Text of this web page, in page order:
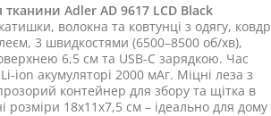
Adler AD 9617 LCD Black
волокна та ковтунці з одягу, ковдр
3 швидкостями (6500–8500 об/хв),
6,5 см та USB-C зарядкою. Час
ion акумуляторі 2000 мАг. Міцні леза з
контейнер для збору та щітка в
розміри 18x11x7,5 см – ідеально для дому